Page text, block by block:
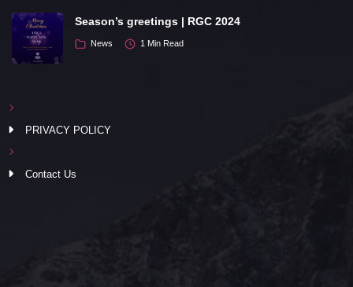
Season’s greetings | RGC 2024
News 1 Min Read
PRIVACY POLICY
Contact Us